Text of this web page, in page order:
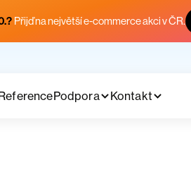
Přijď na největší e-commerce akci v ČR.
Podpora Kontakt